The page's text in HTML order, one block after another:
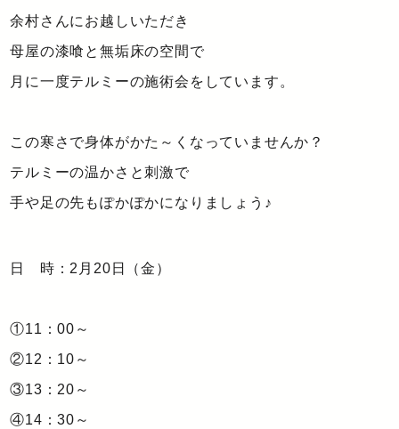
余村さんにお越しいただき
母屋の漆喰と無垢床の空間で
月に一度テルミーの施術会をしています。
この寒さで身体がかた～くなっていませんか？
テルミーの温かさと刺激で
手や足の先もぽかぽかになりましょう♪
日 時：2月20日（金）
①11：00～
②12：10～
③13：20～
④14：30～